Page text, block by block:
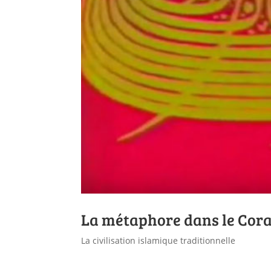
La métaphore dans le
La civilisation islamique traditionnelle